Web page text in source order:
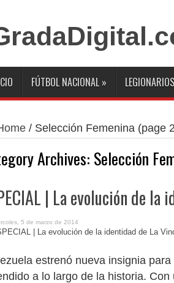
FÚTBOL NACIONAL » LEGIONARIOS
/ Selección Femenina(page
Archives: Selección
| La evolución de
5 de marzo de 2014
estrenó nueva insignia
a lo largo de la historia.